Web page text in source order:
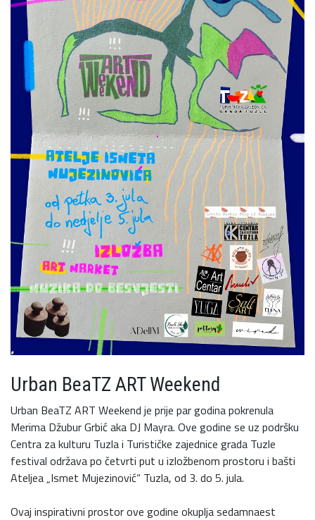
Urban BeaTZ ART Weekend
Urban BeaTZ ART Weekend je prije par godina pokrenula
Merima Džubur Grbić aka DJ Mayra. Ove godine se uz podršku
Centra za kulturu Tuzla i Turističke zajednice grada Tuzle
festival održava po četvrti put u izložbenom prostoru i bašti
Ateljea „Ismet Mujezinović“ Tuzla, od 3. do 5. jula.
Ovaj inspirativni prostor ove godine okuplja sedamnaest